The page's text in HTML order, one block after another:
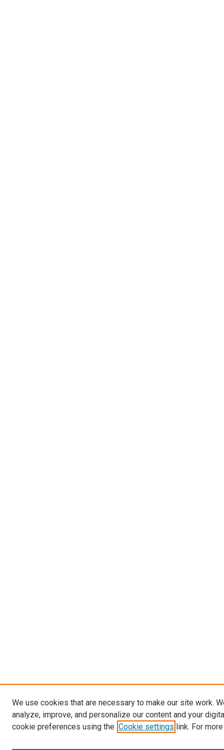
We use cookies that are necessary to make our site work.
analyze, improve, and personalize our content and your
cookie preferences using the Cookie settings link. For